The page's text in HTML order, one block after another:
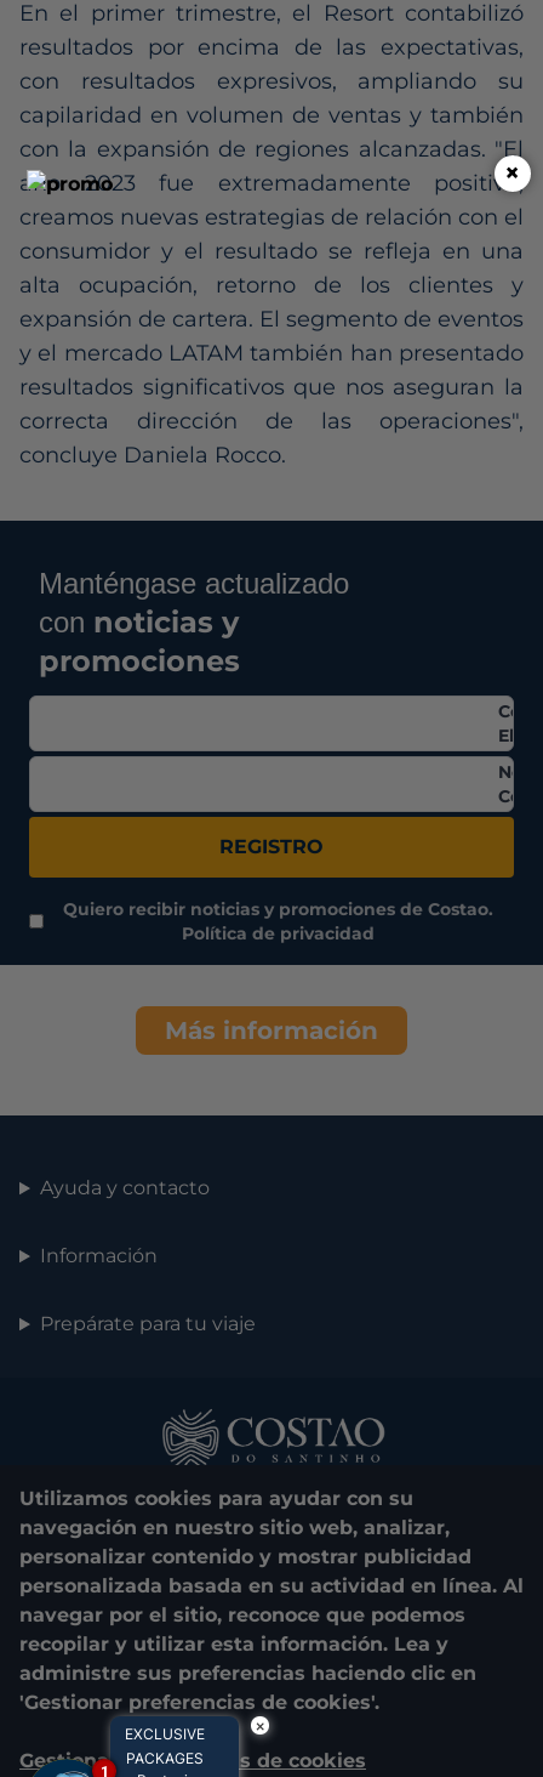
Utilizamos cookies para ayudar con su
navegación en nuestro sitio web, analizar,
personalizar contenido y mostrar publicidad
personalizada basada en su actividad en línea. Al
navegar por el sitio, reconoce que podemos
recopilar y utilizar esta información. Lea y
administre sus preferencias haciendo clic en
'Gestionar preferencias de cookies'.
Gestionar preferencias de cookies
En el primer trimestre, el Resort contabilizó
resultados por encima de las expectativas,
con resultados expresivos, ampliando su
capilaridad en volumen de ventas y también
con la expansión de regiones alcanzadas. "El
año 2023 fue extremadamente positivo,
creamos nuevas estrategias de relación con el
consumidor y el resultado se refleja en una
alta ocupación, retorno de los clientes y
expansión de cartera. El segmento de eventos
y el mercado LATAM también han presentado
resultados significativos que nos aseguran la
correcta dirección de las operaciones",
concluye Daniela Rocco.
Manténgase actualizado
con noticias y
promociones
REGISTRO
Quiero recibir noticias y promociones de Costao.
Política de privacidad
Más información
Ayuda y contacto
Información
Prepárate para tu viaje
0800 048 1000
© 2025. Costão do Santinho. All rights reserved.
CNPJ e Razão Social:COSTÃO DO SANTINHO TURISMO E LAZER
LTDA.
04.908.757/0001-39
×
×
EXCLUSIVE
PACKAGES
1